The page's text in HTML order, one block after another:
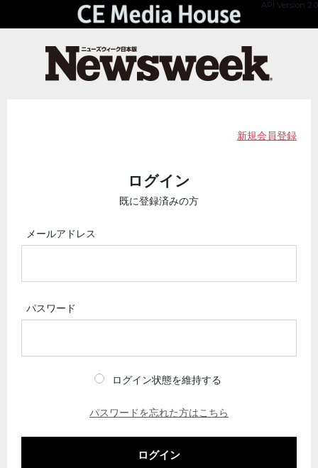
API Version 2.0
新規会員登録
ログイン
既に登録済みの方
メールアドレス
パスワード
ログイン状態を維持する
パスワードを忘れた方はこちら
ログイン